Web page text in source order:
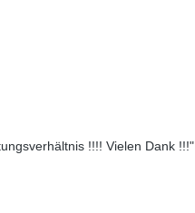
!!!! Vielen Dank !!!"